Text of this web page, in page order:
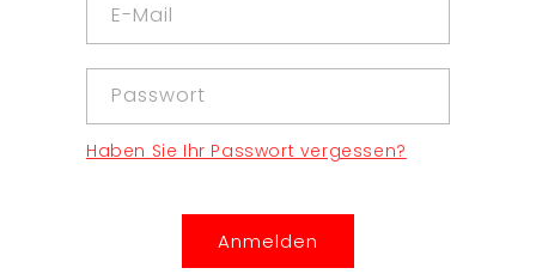
E-Mail
Passwort
Haben Sie Ihr Passwort vergessen?
Anmelden